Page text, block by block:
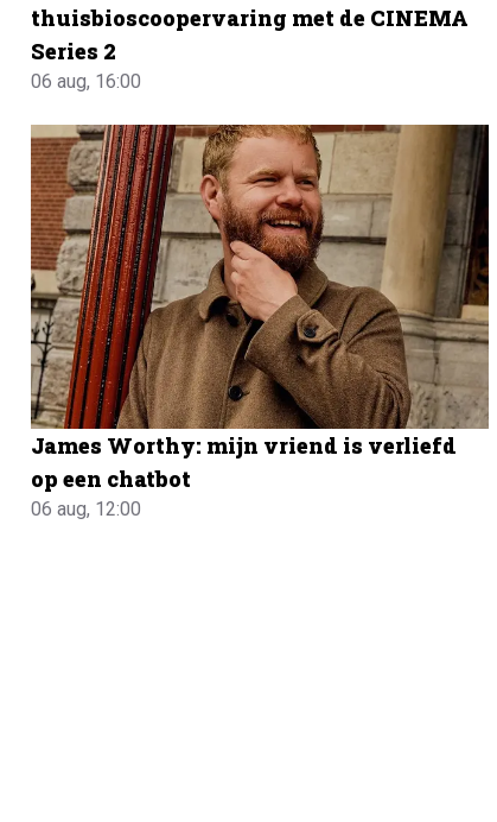
thuisbioscoopervaring met de CINEMA
Series 2
06 aug, 16:00
James Worthy: mijn vriend is verliefd
op een chatbot
06 aug, 12:00